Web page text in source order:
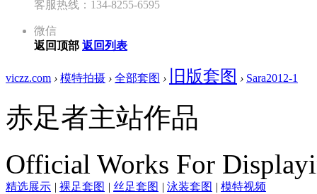
客服热线：134-8255-6595
微信
返回顶部 返回列表
viczz.com › 模特拍摄 › 全部套图 › 旧版套图 › Sara2012-1
赤足者主站作品
Official Works For
精选展示 | 裸足套图 | 丝足套图 | 泳装套图 | 模特视频